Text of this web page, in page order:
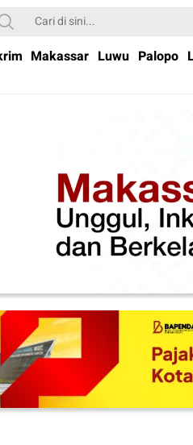
Makassar Luwu Palopo